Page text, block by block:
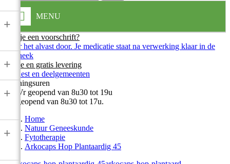
MENU
+
+
+
+
Heb je een voorschrift?
Stuur het alvast door. Je medicatie staat na verwerking klaar in de
apotheek
Snelle en gratis levering
In Diest en deelgemeenten
Openingsuren
Ma-Vr geopend van 8u30 tot 19u
Zat geopend van 8u30 tot 17u.
Home
Natuur Geneeskunde
Fytotherapie
Arkocaps Hop Plantaardig 45